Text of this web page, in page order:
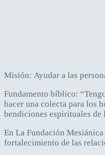
Misión: Ayudar a las
Fundamento bíblico:
hacer una colecta para los
bendiciones espirituales de
En La Fundación
fortalecimiento de las